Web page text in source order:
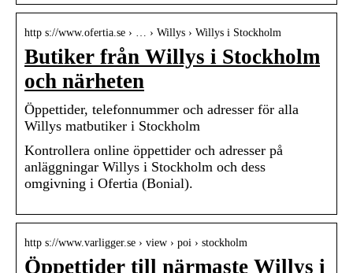
http s://www.ofertia.se › … › Willys › Willys i Stockholm
Butiker från Willys i Stockholm
och närheten
Öppettider, telefonnummer och adresser för alla
Willys matbutiker i Stockholm
Kontrollera online öppettider och adresser på
anläggningar Willys i Stockholm och dess
omgivning i Ofertia (Bonial).
http s://www.varligger.se › view › poi › stockholm
Öppettider till närmaste Willys i